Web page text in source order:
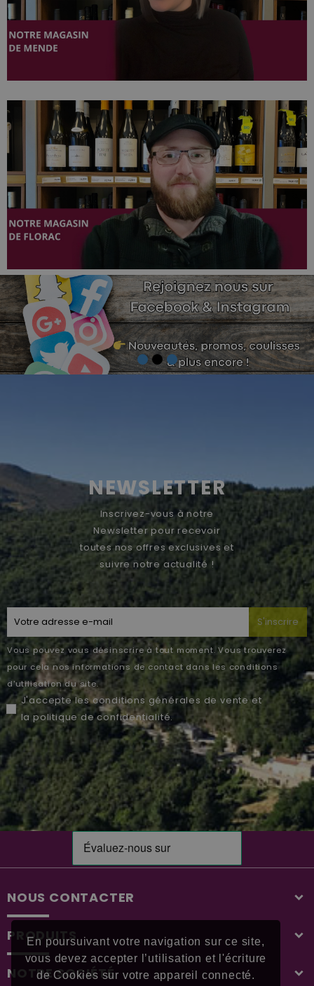
En poursuivant votre navigation sur ce site,
vous devez accepter l’utilisation et l'écriture
de Cookies sur votre appareil connecté.
NEWSLETTER
Inscrivez-vous à notre
Newsletter pour recevoir
toutes nos offres exclusives et
suivre notre actualité !
S'inscrire
Vous pouvez vous désinscrire à tout moment. Vous trouverez
pour cela nos informations de contact dans les conditions
d'utilisation du site.
J'accepte lesconditions générales de vente et
la politique de confidentialité.
NOUS CONTACTER
PRODUITS
NOTRE SOCIÉTÉ